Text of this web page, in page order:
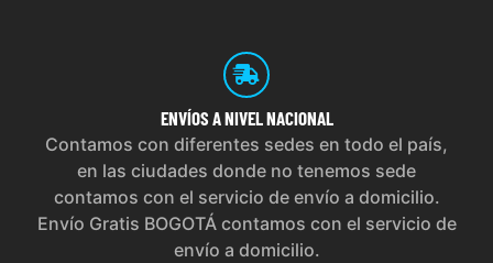
ENVÍOS A NIVEL NACIONAL
Contamos con diferentes sedes en todo el país,
en las ciudades donde no tenemos sede
contamos con el servicio de envío a domicilio.
Envío Gratis BOGOTÁ contamos con el servicio de
envío a domicilio.